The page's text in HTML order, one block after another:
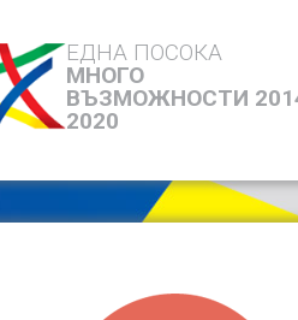
ЕДНА ПОСОКА
МНОГО
ВЪЗМОЖНОСТИ
2020